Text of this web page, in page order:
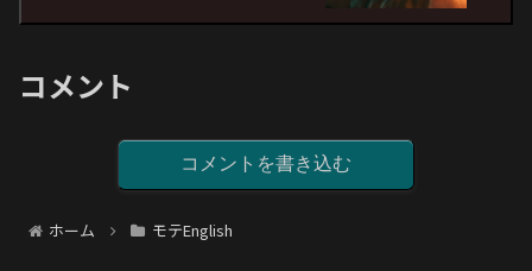
コメント
コメントを書き込む
ホーム モテEnglish